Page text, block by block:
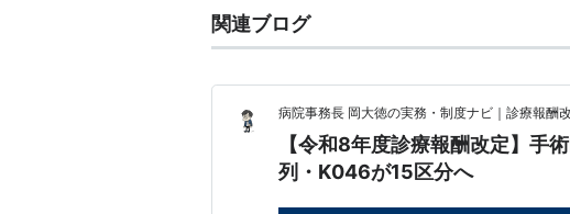
関連ブログ
病院事務長 岡大徳の実務・制度ナビ｜診療報酬
【令和8年度診療報酬改定】手
列・K046が15区分へ